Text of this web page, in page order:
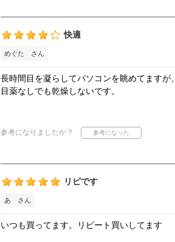
快適
めぐた さん
長時間目を凝らしてパソコンを眺めてますが、
目薬なしでも乾燥しないです。
参考になりましたか？
リピです
あ さん
いつも買ってます。リピート買いしてます